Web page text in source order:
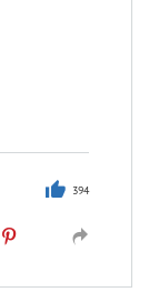
394